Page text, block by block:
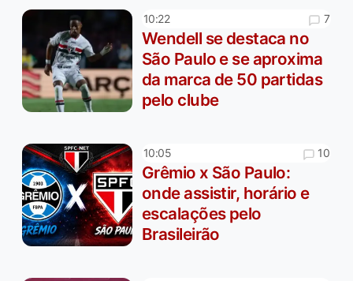
10:22 7
Wendell se destaca no
São Paulo e se aproxima
da marca de 50 partidas
pelo clube
10:05 10
Grêmio x São Paulo:
onde assistir, horário e
escalações pelo
Brasileirão